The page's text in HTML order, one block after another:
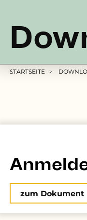
STARTSEITE
zum Dokument